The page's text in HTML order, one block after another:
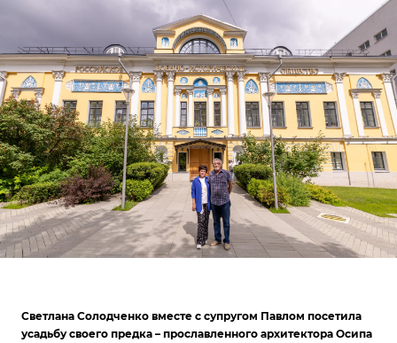
Светлана Солодченко вместе с супругом Павлом посетила
усадьбу своего предка – прославленного архитектора Осипа